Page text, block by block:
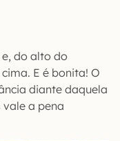
do alto do
E é bonita! O
diante daquela
vale a pena